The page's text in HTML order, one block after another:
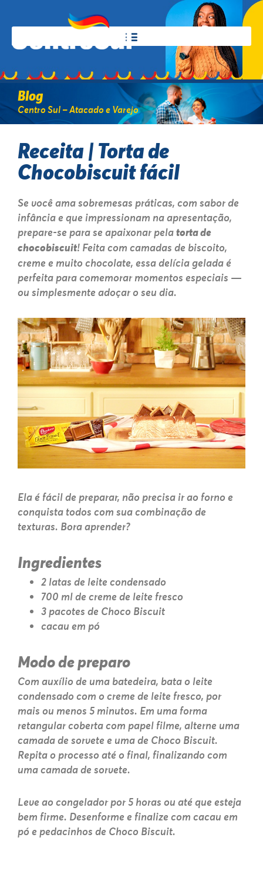
Blog
Centro Sul – Atacado e Varejo
Receita | Torta de
Chocobiscuit fácil
Se você ama sobremesas práticas, com sabor de
infância e que impressionam na apresentação,
prepare-se para se apaixonar pelatorta de
chocobiscuit! Feita com camadas de biscoito,
creme e muito chocolate, essa delícia gelada é
perfeita para comemorar momentos especiais —
ou simplesmente adoçar o seu dia.
Ela é fácil de preparar, não precisa ir ao forno e
conquista todos com sua combinação de
texturas. Bora aprender?
Ingredientes
2 latas de leite condensado
700 ml de creme de leite fresco
3 pacotes de Choco Biscuit
cacau em pó
Modo de preparo
Com auxílio de uma batedeira, bata o leite
condensado com o creme de leite fresco, por
mais ou menos 5 minutos. Em uma forma
retangular coberta com papel filme, alterne uma
camada de sorvete e uma de Choco Biscuit.
Repita o processo até o final, finalizando com
uma camada de sorvete.
Leve ao congelador por 5 horas ou até que esteja
bem firme. Desenforme e finalize com cacau em
pó e pedacinhos de Choco Biscuit.